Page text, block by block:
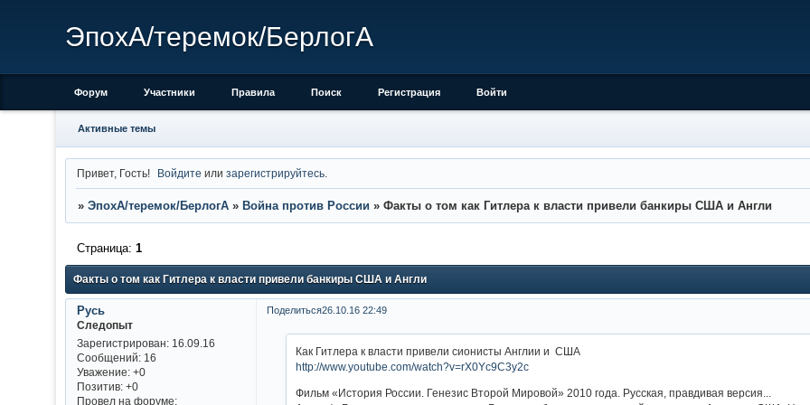
ЭпохА/теремок/БерлогА
Форум Участники Правила Поиск Регистрация Войти
Активные темы
Привет, Гость! Войдите илизарегистрируйтесь
» ЭпохА/теремок/БерлогА » Война против России » Факты о том как Гитлера к власти привели банкиры США и Англи
Факты о том как Гитлера к власти привели банкиры США и Англи
Страница: 1
Поделиться26.10.16 22:49
Русь
Следопыт
Зарегистрирован: 16.09.16
Сообщений:16
Уважение: +0
Позитив: +0
Провел на форуме:
Как Гитлера к власти привели сионисты Англии и США
http://www.youtube.com/watch?v=rX0Yc9C3y2c
Фильм «История России. Генезис Второй Мировой» 2010 года. Русская, правдивая версия...